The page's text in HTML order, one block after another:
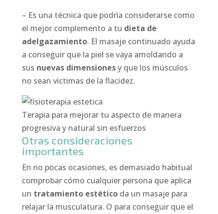
– Es una técnica que podría considerarse como
el mejor complemento a tu dieta de
adelgazamiento. El masaje continuado ayuda
a conseguir que la piel se vaya amoldando a
sus nuevas dimensionesy que los músculos
no sean víctimas de la flacidez.
Terapia para mejorar tu aspecto de manera
progresiva y natural sin esfuerzos
Otras consideraciones
importantes
En no pocas ocasiones, es demasiado habitual
comprobar cómo cualquier persona que aplica
un tratamiento estéticoda un masaje para
relajar la musculatura. O para conseguir que el